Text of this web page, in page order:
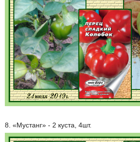
8. «Мустанг» - 2 куста, 4шт.